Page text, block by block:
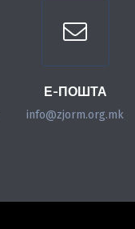
Е-ПОШТА
info@zjorm.org.mk